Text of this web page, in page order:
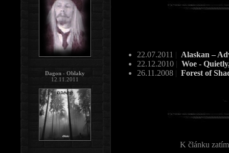
22.07.2011 | Alaskan –
22.12.2010 | Woe -
26.11.2008 | Forest of
K článku
Dagon - Oblaky
12.11.2011